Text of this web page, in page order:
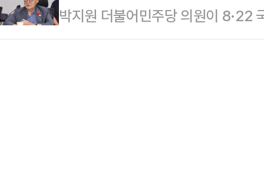
득했다. 지지하는 후보가 "없다"거
의힘 지지층(193명)을 …
때문이라는 설명이다.한동훈 전 대
두 사람 사이에 무슨 소리가 오갔는
박지원 더불어민주당 의원이 8·22
는 김문수·장동혁 당대표 후보 중